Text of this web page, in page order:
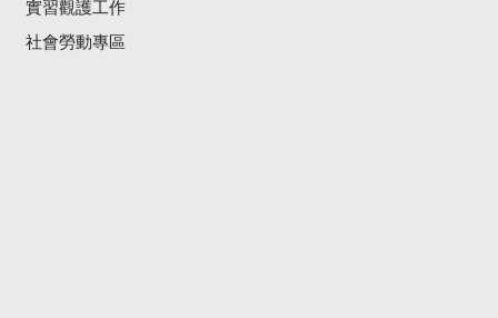
實習觀護工作
社會勞動專區